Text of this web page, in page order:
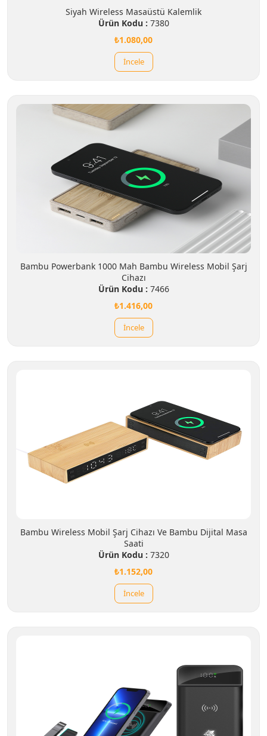
Siyah Wireless Masaüstü Kalemlik
Ürün Kodu : 7380
₺1.080,00
İncele
Bambu Powerbank 1000 Mah Bambu Wireless Mobil Şarj
Cihazı
Ürün Kodu : 7466
₺1.416,00
İncele
Bambu Wireless Mobil Şarj Cihazı Ve Bambu Dijital Masa
Saati
Ürün Kodu : 7320
₺1.152,00
İncele